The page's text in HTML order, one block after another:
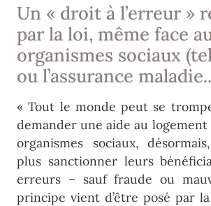
Un « droit à l’erreur »
par la loi, même face
organismes sociaux
ou l’assurance
« Tout le monde peut se
demander une aide au logement
organismes sociaux,
plus sanctionner leurs
erreurs – sauf fraude ou
principe vient d’être posé par la